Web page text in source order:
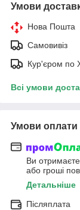
Умови
Нова Пошта
Самовивіз
Кур'єром по
Всі умови
Умови оплати
Ви
або гроші
Детальніше
Післяплата